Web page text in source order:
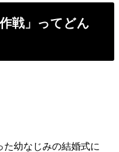
戦」ってどん
た幼なじみの結婚式に